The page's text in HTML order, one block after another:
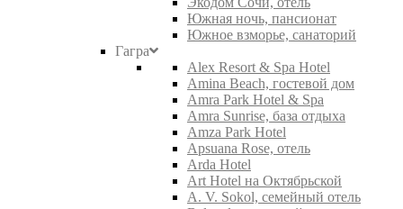
Южная ночь, пансионат
Южное взморье, санаторий
Гагра
Alex Resort & Spa Hotel
Amina Beach, гостевой дом
Amra Park Hotel & Spa
Amra Sunrise, база отдыха
Amza Park Hotel
Apsuana Rose, отель
Arda Hotel
Art Hotel на Октябрьской
A. V. Sokol, семейный отель